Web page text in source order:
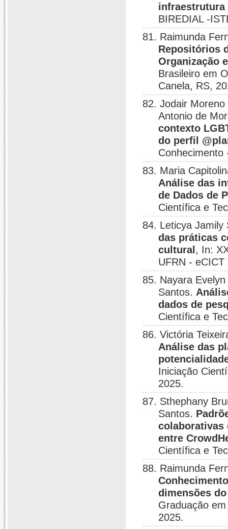
infraestrutura
BIREDIAL -
81. Raimunda
Repositórios
Organização
Brasileiro em
Canela, RS,
82. Jodair
Antonio de
contexto
do perfil
Conhecimento
83. Maria
Análise das
de Dados de
Científica e
84. Leticya
das práticas
cultural , In:
UFRN -
85. Nayara
Santos.
dados de
Científica e
86. Victória
Análise das
Iniciação
2025.
87. Sthephany
Santos.
colaborativas
entre
Científica e
88. Raimunda
dimensões
Graduação
2025.